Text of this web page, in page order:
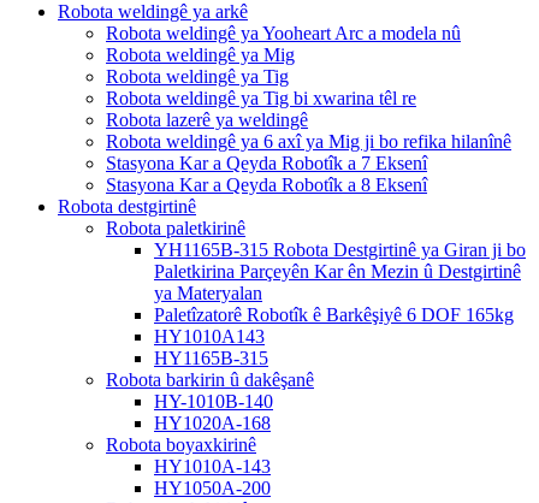
Robota weldingê ya arkê
Robota weldingê ya Yooheart Arc a modela nû
Robota weldingê ya Mig
Robota weldingê ya Tig
Robota weldingê ya Tig bi xwarina têl re
Robota lazerê ya weldingê
Robota weldingê ya 6 axî ya Mig ji bo refika hilanînê
Stasyona Kar a Qeyda Robotîk a 7 Eksenî
Stasyona Kar a Qeyda Robotîk a 8 Eksenî
Robota destgirtinê
Robota paletkirinê
YH1165B-315 Robota Destgirtinê ya Giran ji bo
Paletkirina Parçeyên Kar ên Mezin û Destgirtinê
ya Materyalan
Paletîzatorê Robotîk ê Barkêşiyê 6 DOF 165kg
HY1010A143
HY1165B-315
Robota barkirin û dakêşanê
HY-1010B-140
HY1020A-168
Robota boyaxkirinê
HY1010A-143
HY1050A-200